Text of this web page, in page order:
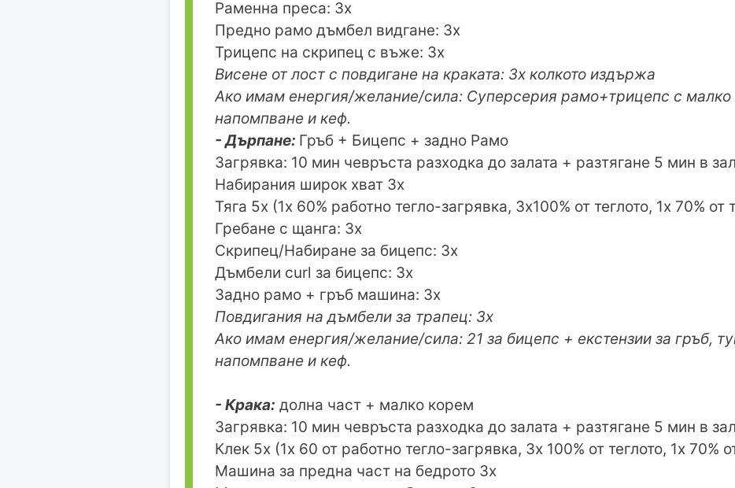
Раменна преса: 3х
Предно рамо дъмбел видгане: 3х
Трицепс на скрипец с въже: 3х
Висене от лост с повдигане на краката: 3х колкото издържа
Ако имам енергия/желание/сила: Суперсерия рамо+трицепс с малко
напомпване и кеф.
- Дърпане: Гръб + Бицепс + задно Рамо
Загрявка: 10 мин чевръста разходка до залата + разтягане 5 мин в
Набирания широк хват 3х
Тяга 5х (1х 60% работно тегло-загрявка, 3х100% от теглото, 1х 70% от
Гребане с щанга: 3х
Скрипец/Набиране за бицепс: 3х
Дъмбели curl за бицепс: 3х
Задно рамо + гръб машина: 3х
Повдигания на дъмбели за трапец: 3х
Ако имам енергия/желание/сила: 21 за бицепс + екстензии за гръб,
напомпване и кеф.
- Крака: долна част + малко корем
Загрявка: 10 мин чевръста разходка до залата + разтягане 5 мин в
Клек 5х (1х 60 от работно тегло-загрявка, 3х 100% от теглото, 1х 70%
Машина за предна част на бедрото 3х